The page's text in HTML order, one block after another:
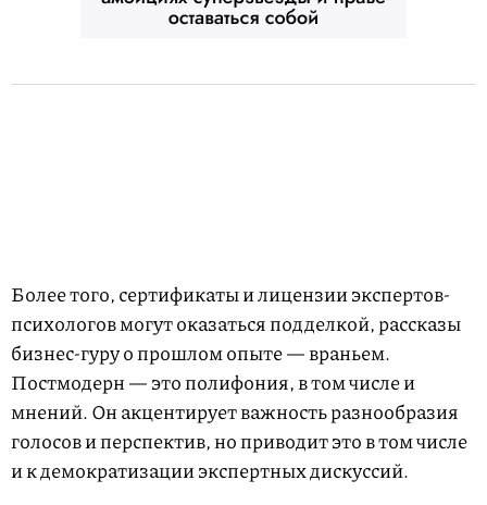
Более того, сертификаты и лицензии экспертов-
психологов могут оказаться подделкой, рассказы
бизнес-гуру о прошлом опыте — враньем.
Постмодерн — это полифония, в том числе и
мнений. Он акцентирует важность разнообразия
голосов и перспектив, но приводит это в том числе
и к демократизации экспертных дискуссий.